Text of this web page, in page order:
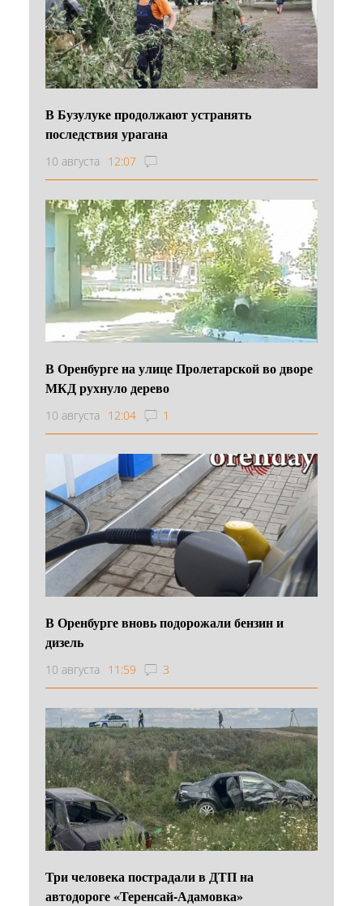
В Бузулуке продолжают устранять
последствия урагана
10 августа 12:07
В Оренбурге на улице Пролетарской во дворе
МКД рухнуло дерево
10 августа 12:04 1
В Оренбурге вновь подорожали бензин и
дизель
10 августа 11:59 3
Три человека пострадали в ДТП на
автодороге «Теренсай-Адамовка»